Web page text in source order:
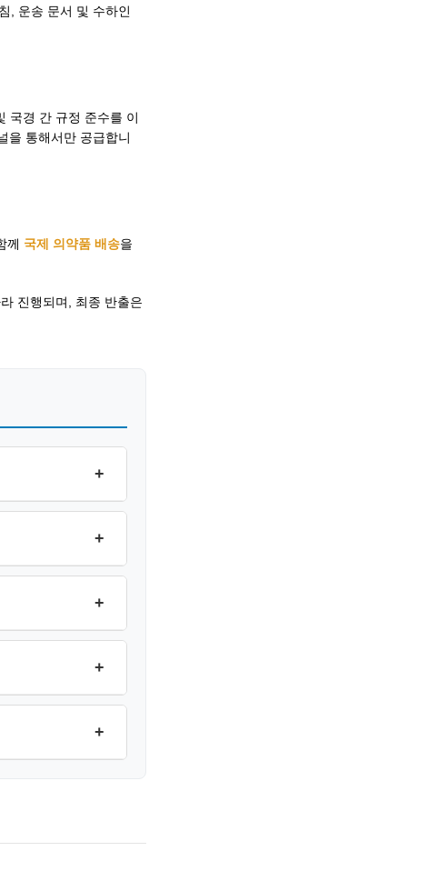
, 운송 문서 및 수하인
국경 간 규정 준수를 이
을 통해서만 공급합니
께 국제 의약품 배송을
진행되며, 최종 반출은
+
+
+
+
+